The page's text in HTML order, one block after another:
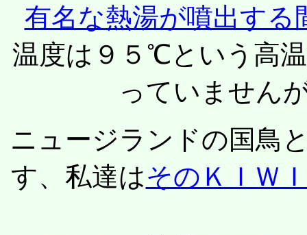
有名な熱湯が噴出する
温度は９５℃という高
っていません
ニュージランドの国鳥
す、私達はそのＫＩＷＩ